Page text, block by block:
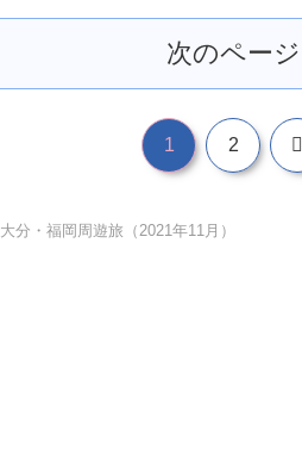
次のページ
1 2 次
大分・福岡周遊旅（2021年11月）